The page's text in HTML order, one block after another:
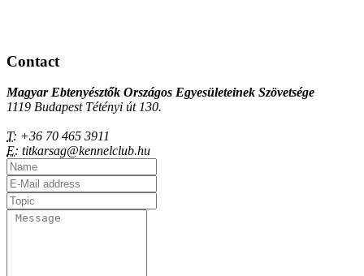
Contact
Magyar Ebtenyésztők Országos Egyesületeinek Szövetsége
1119 Budapest Tétényi út 130.
T: +36 70 465 3911
E: titkarsag@kennelclub.hu